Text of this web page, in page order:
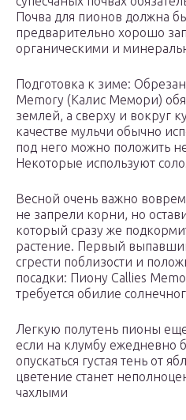
Почва для пионов должна
предварительно хорошо
органическими и
Подготовка к зиме:
Memory (Калис Мемори)
землей, а сверху и вокруг
качестве мульчи обычно
под него можно положить
Некоторые используют
Весной очень важно
не запрели корни, но
который сразу же
растение. Первый
сгрести поблизости и
посадки: Пиону Callies
требуется обилие
Легкую полутень пионы
если на клумбу ежедневно
опускаться густая тень от
цветение станет
чахлыми